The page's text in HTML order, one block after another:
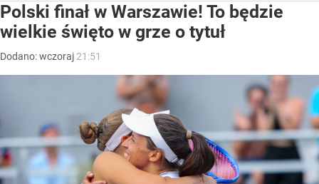
Polski finał w Warszawie! To będzie
wielkie święto w grze o tytuł
Dodano:wczoraj 21:51